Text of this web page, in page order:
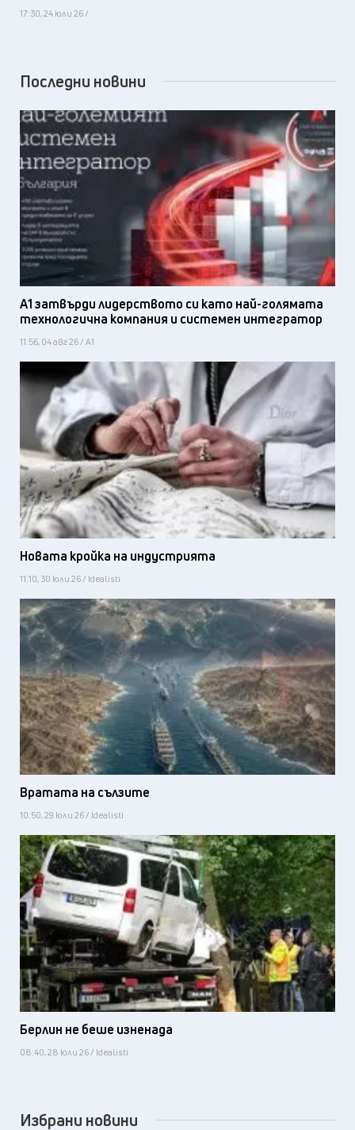
17:30, 24 юли 26 /
Последни новини
А1 затвърди лидерството си като най-голямата
технологична компания и системен интегратор
11:56, 04 авг 26 / А1
Новата кройка на индустрията
11:10, 30 юли 26 / Idealisti
Вратата на сълзите
10:50, 29 юли 26 / Idealisti
Берлин не беше изненада
08:40, 28 юли 26 / Idealisti
Избрани новини